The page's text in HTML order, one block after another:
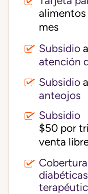
mes
Subsidio
atención
Subsidio
anteojos
Subsidio
$50 por
venta